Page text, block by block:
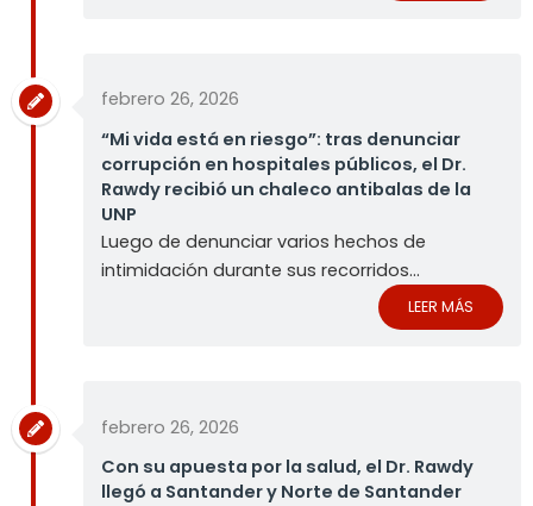
febrero 26, 2026
“Mi vida está en riesgo”: tras denunciar
corrupción en hospitales públicos, el Dr.
Rawdy recibió un chaleco antibalas de la
UNP
Luego de denunciar varios hechos de
intimidación durante sus recorridos...
LEER MÁS
febrero 26, 2026
Con su apuesta por la salud, el Dr. Rawdy
llegó a Santander y Norte de Santander